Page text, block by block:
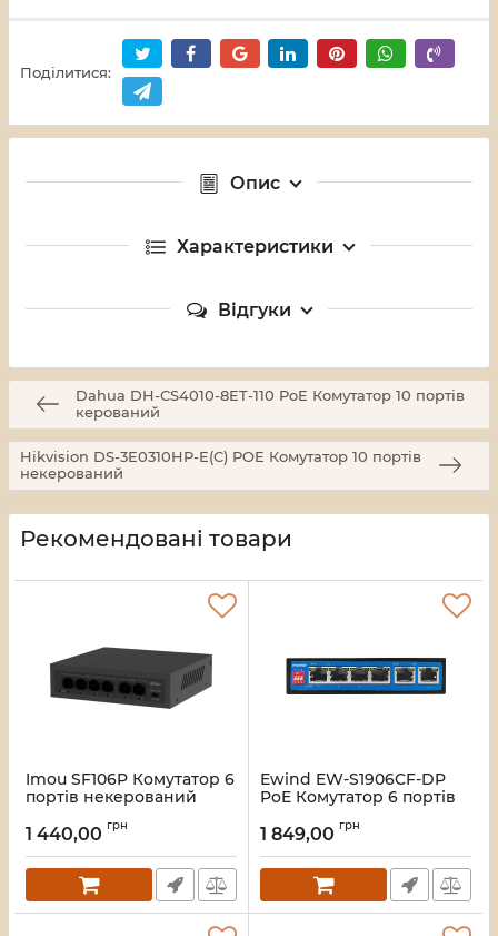
Поділитися:
Опис
Характеристики
Відгуки
Dahua DH-CS4010-8ET-110 PoE Комутатор 10 портів
керований
Hikvision DS-3E0310HP-E(C) POE Комутатор 10 портів
некерований
Рекомендовані товари
Imou SF106P Комутатор 6
портів некерований
1 440,00 грн
Ewind EW-S1906CF-DP
PoE Комутатор 6 портів
Артикул:16_119577
1 849,00 грн